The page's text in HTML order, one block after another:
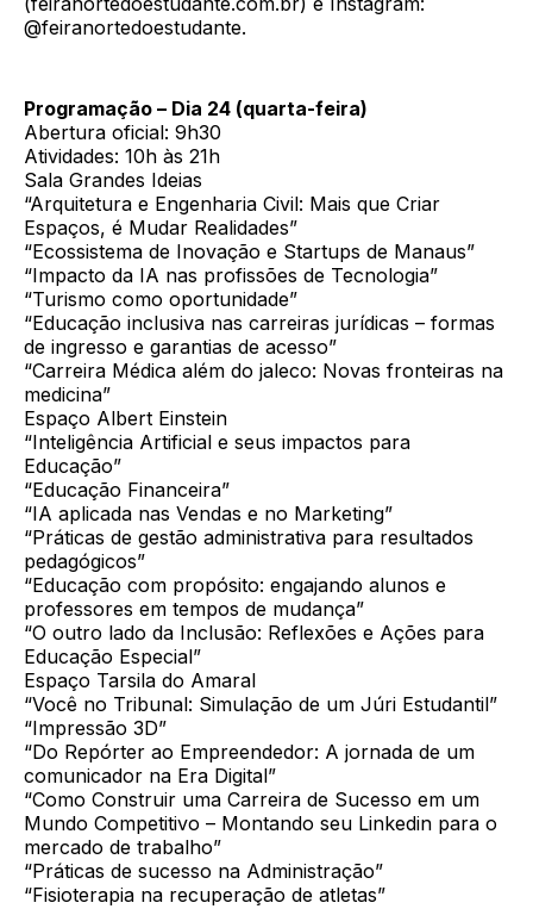
@feiranortedoestudante.
Programação – Dia 24 (quarta-feira)
Abertura oficial: 9h30
Atividades: 10h às 21h
Sala Grandes Ideias
“Arquitetura e Engenharia Civil: Mais que Criar
Espaços, é Mudar Realidades”
“Ecossistema de Inovação e Startups de Manaus”
“Impacto da IA nas profissões de Tecnologia”
“Turismo como oportunidade”
“Educação inclusiva nas carreiras jurídicas – formas
de ingresso e garantias de acesso”
“Carreira Médica além do jaleco: Novas fronteiras na
medicina”
Espaço Albert Einstein
“Inteligência Artificial e seus impactos para
Educação”
“Educação Financeira”
“IA aplicada nas Vendas e no Marketing”
“Práticas de gestão administrativa para resultados
pedagógicos”
“Educação com propósito: engajando alunos e
professores em tempos de mudança”
“O outro lado da Inclusão: Reflexões e Ações para
Educação Especial”
Espaço Tarsila do Amaral
“Você no Tribunal: Simulação de um Júri Estudantil”
“Impressão 3D”
“Do Repórter ao Empreendedor: A jornada de um
comunicador na Era Digital”
“Como Construir uma Carreira de Sucesso em um
Mundo Competitivo – Montando seu Linkedin para o
mercado de trabalho”
“Práticas de sucesso na Administração”
“Fisioterapia na recuperação de atletas”